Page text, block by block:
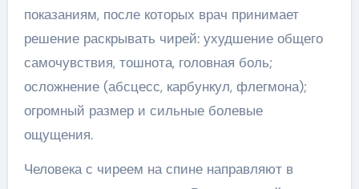
показаниям, после которых врач принимает
решение раскрывать чирей: ухудшение общего
самочувствия, тошнота, головная боль;
осложнение (абсцесс, карбункул, флегмона);
огромный размер и сильные болевые
ощущения.
Человека с чиреем на спине направляют в